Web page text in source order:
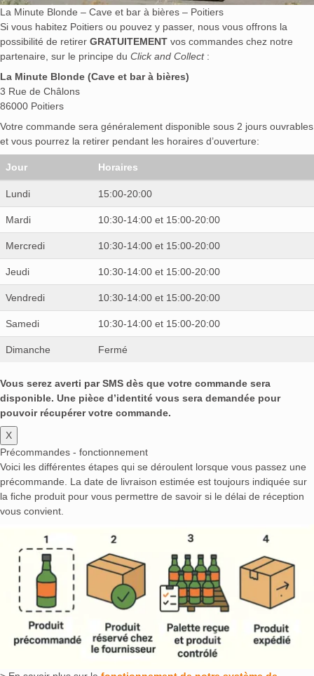
La Minute Blonde – Cave et bar à bières – Poitiers
Si vous habitez Poitiers ou pouvez y passer, nous vous offrons la
possibilité de retirer GRATUITEMENT vos commandes chez notre
partenaire, sur le principe du Click and Collect:
La Minute Blonde (Cave et bar à bières)
3 Rue de Châlons
86000 Poitiers
Votre commande sera généralement disponible sous 2 jours ouvrables
et vous pourrez la retirer pendant les horaires d’ouverture:
Jour Horaires
Lundi 15:00-20:00
Mardi 10:30-14:00 et 15:00-20:00
Mercredi 10:30-14:00 et 15:00-20:00
Jeudi 10:30-14:00 et 15:00-20:00
Vendredi 10:30-14:00 et 15:00-20:00
Samedi 10:30-14:00 et 15:00-20:00
Dimanche Fermé
Vous serez averti par SMS dès que votre commande sera
disponible. Une pièce d’identité vous sera demandée pour
pouvoir récupérer votre commande.
X
Précommandes - fonctionnement
Voici les différentes étapes qui se déroulent lorsque vous passez une
précommande. La date de livraison estimée est toujours indiquée sur
la fiche produit pour vous permettre de savoir si le délai de réception
vous convient.